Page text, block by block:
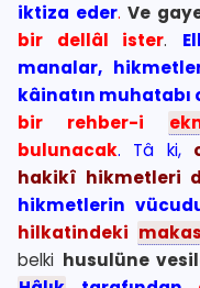
iktiza eder.Ve
bir dellâl ister.
manalar,
kâinatın muhatabı
bir rehber-i
bulunacak. Tâ ki,
hakikî hikmetleri
hikmetlerin
hilkatindeki
belki husulüne